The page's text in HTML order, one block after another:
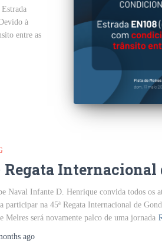
à
entre as
Regata Internacional
Naval Infante D. Henrique convida todos os
participar na 45ª Regata Internacional de
Melres será novamente palco de uma jornada
ago